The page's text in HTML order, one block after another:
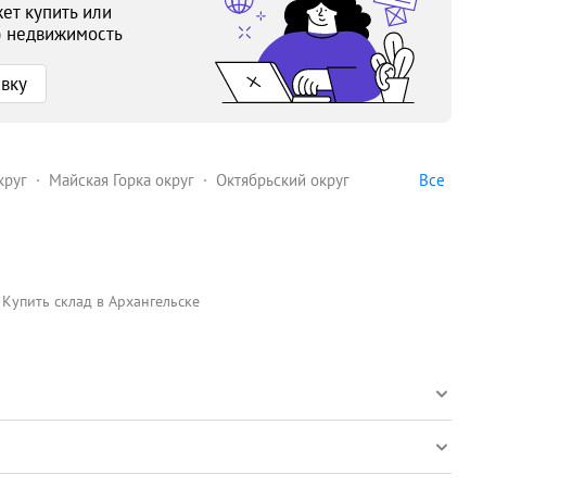
купить или
Майская Горка округ
Октябрьский округ
Все
Купить склад в Архангельске